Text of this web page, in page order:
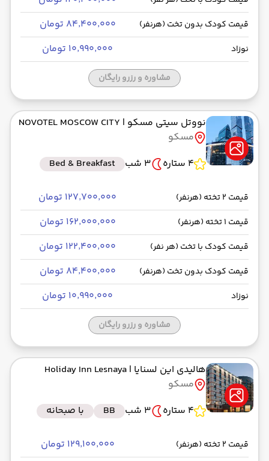
قیمت کودک بدون تخت (هرنفر) ۸۴٬۴۰۰٬۰۰۰ تومان
نوزاد ۱۰٬۹۹۰٬۰۰۰ تومان
مشاوره و رزرو رایگان
نووتل سیتی مسکو | NOVOTEL MOSCOW CITY
مسکو
4 ستاره
3 شب Bed & Breakfast
قیمت 2 تخته (هرنفر) ۱۲۷٬۷۰۰٬۰۰۰ تومان
قیمت 1 تخته (هرنفر) ۱۶۲٬۰۰۰٬۰۰۰ تومان
قیمت کودک با تخت (هر نفر) ۱۲۲٬۴۰۰٬۰۰۰ تومان
قیمت کودک بدون تخت (هرنفر) ۸۴٬۴۰۰٬۰۰۰ تومان
نوزاد ۱۰٬۹۹۰٬۰۰۰ تومان
مشاوره و رزرو رایگان
هالیدی این لسنایا | Holiday Inn Lesnaya
مسکو
4 ستاره
3 شب BB با صبحانه
قیمت 2 تخته (هرنفر) ۱۲۹٬۱۰۰٬۰۰۰ تومان